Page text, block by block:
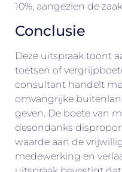
10%, aangezien de
Conclusie
Deze uitspraak toont
toetsen of
consultant handelt
omvangrijke
geven. De boete van
desondanks
waarde aan de
medewerking en